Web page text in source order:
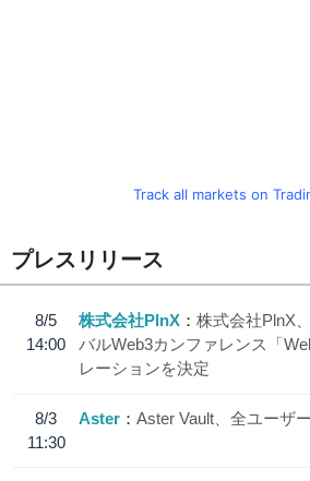
Track all markets on
プレスリリース
8/5
14:00
株式会社PlnX
株式会社PlnX
バルWeb3カンファレンス「
レーションを決定
8/3
11:30
Aster Aster Vault、全ユーザ